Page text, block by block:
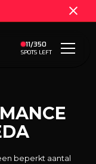
11/350
SPOTS LEFT
beperkt aantal